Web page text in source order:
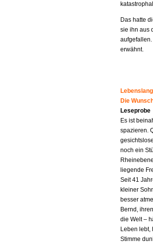
Das hatte
sie ihn aus
erwähnt.
Die
Leseprobe
Es ist
spazieren.
noch ein
liegende
Seit 41
kleiner
besser
Bernd,
die Welt –
Leben lebt,
Stimme